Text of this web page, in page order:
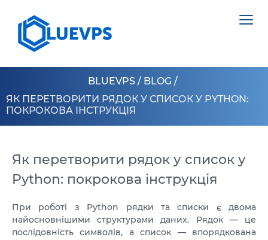
VPS ГОНКОНГ
VPS КІПР
VPS США >
СЕРВЕРИ >
НІДЕРЛАНДИ
ПОЛЬЩА
ЕСТОНІЯ
BLUEVPS / BLOG /
ЯК ПЕРЕТВОРИТИ РЯДОК У СПИСОК У PYTHON:
ПОКРОКОВА ІНСТРУКЦІЯ
Як перетворити рядок у список у
Python: покрокова інструкція
При роботі з Python рядки та списки є двома
найосновнішими структурами даних. Рядок — це
послідовність символів, а список — впорядкована